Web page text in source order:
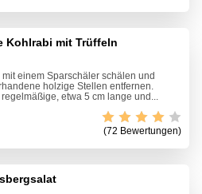
Kohlrabi mit Trüffeln
einem Sparschäler schälen und
holzige Stellen entfernen.
etwa 5 cm lange und...
(72 Bewertungen)